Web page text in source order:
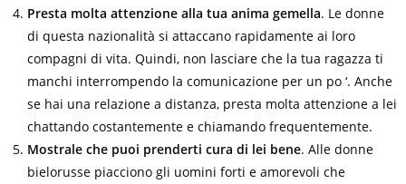
Presta molta attenzione alla tua anima gemella. Le donne
di questa nazionalità si attaccano rapidamente ai loro
compagni di vita. Quindi, non lasciare che la tua ragazza ti
manchi interrompendo la comunicazione per un po ‘. Anche
se hai una relazione a distanza, presta molta attenzione a lei
chattando costantemente e chiamando frequentemente.
Mostrale che puoi prenderti cura di lei bene. Alle donne
bielorusse piacciono gli uomini forti e amorevoli che